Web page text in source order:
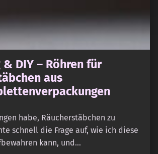
DIY – Röhren für
aus
habe, Räucherstäbchen zu
schnell die Frage auf, wie ich diese
kann, und…